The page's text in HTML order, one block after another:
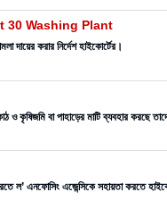
30 Washing Plant
দায়ের করার নির্দেশ হাইকোর্টের।
ও কৃষিজমি বা পাহাড়ের মাটি ব্যবহার করছে
করতে ল’ এনফোসিং এজেন্সিকে সহায়তা করতে